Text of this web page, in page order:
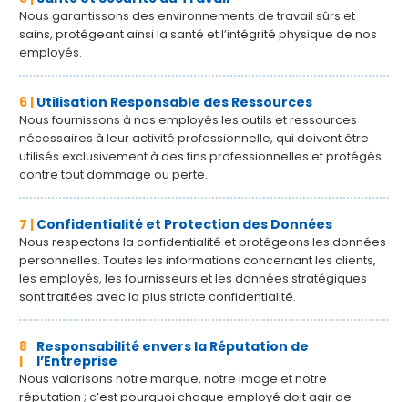
Nous garantissons des environnements de travail sûrs et
sains, protégeant ainsi la santé et l’intégrité physique de nos
employés.
6 | Utilisation Responsable des Ressources
Nous fournissons à nos employés les outils et ressources
nécessaires à leur activité professionnelle, qui doivent être
utilisés exclusivement à des fins professionnelles et protégés
contre tout dommage ou perte.
7 | Confidentialité et Protection des Données
Nous respectons la confidentialité et protégeons les données
personnelles. Toutes les informations concernant les clients,
les employés, les fournisseurs et les données stratégiques
sont traitées avec la plus stricte confidentialité.
8
|
Responsabilité envers la Réputation de
l’Entreprise
Nous valorisons notre marque, notre image et notre
réputation ; c’est pourquoi chaque employé doit agir de